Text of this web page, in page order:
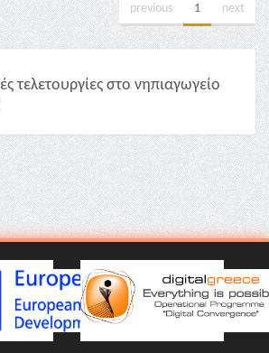
previous 1 next
τελετουργίες στο νηπιαγωγείο